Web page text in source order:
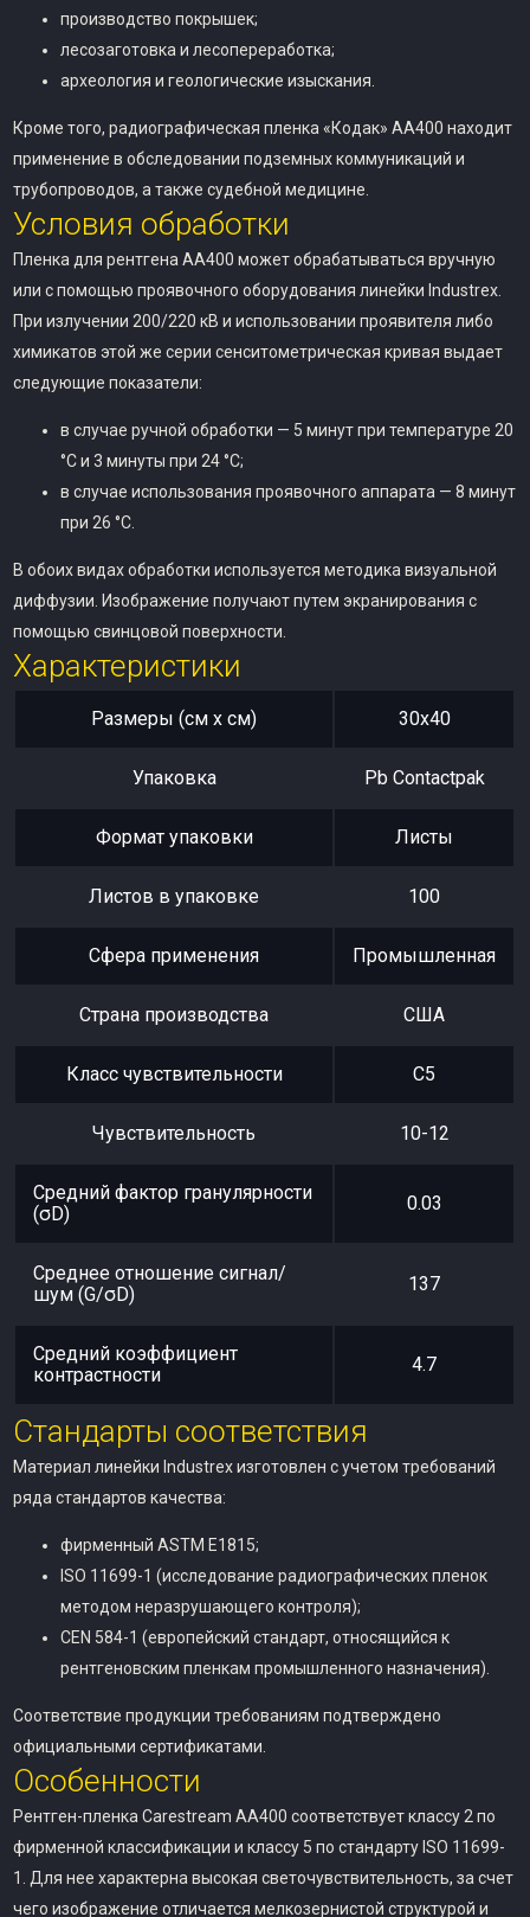
производство покрышек;
лесозаготовка и лесопереработка;
археология и геологические изыскания.
Кроме того, радиографическая пленка «Кодак» AA400 находит
применение в обследовании подземных коммуникаций и
трубопроводов, а также судебной медицине.
Условия обработки
Пленка для рентгена AA400 может обрабатываться вручную
или с помощью проявочного оборудования линейки Industrex.
При излучении 200/220 кВ и использовании проявителя либо
химикатов этой же серии сенситометрическая кривая выдает
следующие показатели:
в случае ручной обработки — 5 минут при температуре 20
°C и 3 минуты при 24 °C;
в случае использования проявочного аппарата — 8 минут
при 26 °C.
В обоих видах обработки используется методика визуальной
диффузии. Изображение получают путем экранирования с
помощью свинцовой поверхности.
Характеристики
Размеры (см x см) 30х40
Упаковка Pb Contactpak
Формат упаковки Листы
Листов в упаковке 100
Сфера применения Промышленная
Страна производства США
Класс чувствительности С5
Чувствительность 10-12
Средний фактор гранулярности
(σD)
0.03
Среднее отношение сигнал/
шум (G/σD)
137
Средний коэффициент
контрастности
4.7
Стандарты соответствия
Материал линейки Industrex изготовлен с учетом требований
ряда стандартов качества:
фирменный ASTM E1815;
ISO 11699-1 (исследование радиографических пленок
методом неразрушающего контроля);
CEN 584-1 (европейский стандарт, относящийся к
рентгеновским пленкам промышленного назначения).
Соответствие продукции требованиям подтверждено
официальными сертификатами.
Особенности
Рентген-пленка Carestream AA400 соответствует классу 2 по
фирменной классификации и классу 5 по стандарту ISO 11699-
1. Для нее характерна высокая светочувствительность, за счет
чего изображение отличается мелкозернистой структурой и